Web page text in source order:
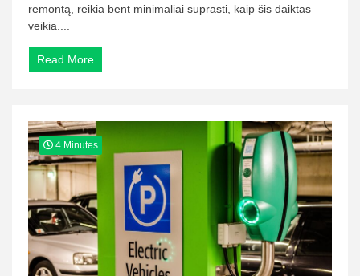
remontą, reikia bent minimaliai suprasti, kaip šis daiktas
veikia....
Read More
4 Minutes